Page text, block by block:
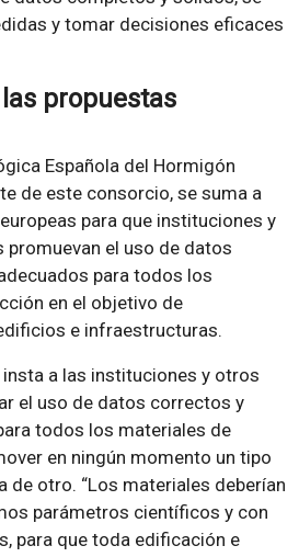
y tomar decisiones eficaces
las propuestas
Española del Hormigón
de este consorcio, se suma a
para que instituciones y
el uso de datos
para todos los
en el objetivo de
e infraestructuras.
insta a las instituciones y otros
el uso de datos correctos y
todos los materiales de
en ningún momento un tipo
de otro. “Los materiales deberían
parámetros científicos y con
para que toda edificación e